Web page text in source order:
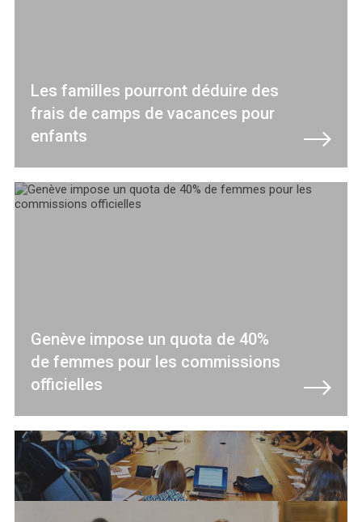
Les familles pourront déduire des
frais de camps de vacances pour
enfants
Genève impose un quota de 40%
de femmes pour les commissions
officielles